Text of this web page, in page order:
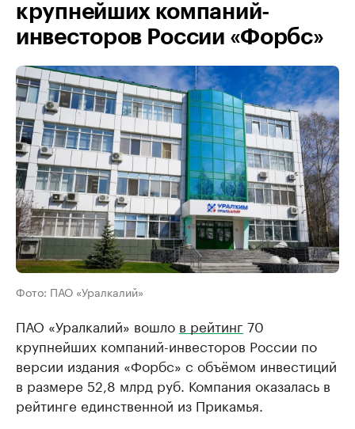
крупнейших компаний-
инвесторов России «Форбс»
Фото: ПАО «Уралкалий»
ПАО «Уралкалий» вошло в рейтинг 70
крупнейших компаний-инвесторов России по
версии издания «Форбс» с объёмом инвестиций
в размере 52,8 млрд руб. Компания оказалась в
рейтинге единственной из Прикамья.